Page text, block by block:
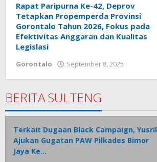
Rapat Paripurna Ke-42, Deprov
Tetapkan Propemperda Provinsi
Gorontalo Tahun 2026, Fokus pada
Efektivitas Anggaran dan Kualitas
Legislasi
Gorontalo September 8, 2025
BERITA SULTENG
Terkait Dugaan Black Campaign, Yusril
Ajukan Gugatan PAW Pilkades Bimor
Jaya Ke…